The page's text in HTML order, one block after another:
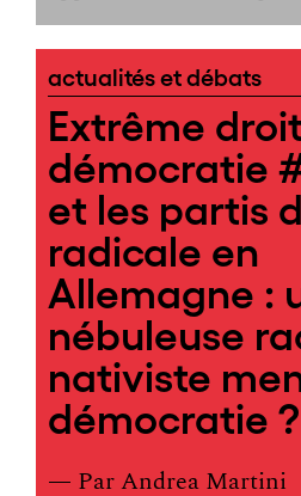
actualités et débats
Extrême
démocratie
et les partis
radicale en
Allemagne :
nébuleuse
nativiste
démocratie ?
— Par Andrea Martini